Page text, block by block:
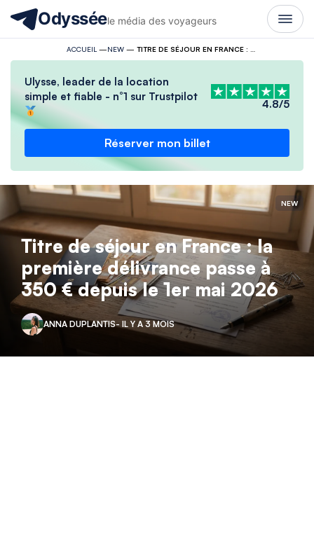
Odysséele média des voyageurs
ACCUEIL —NEW—
Ulysse, leader de la location
simple et fiable - n°1 sur Trustpilot
4.8/5
Réserver mon billet
NEW
Titre de séjour en France : la
première délivrance passe à
350 € depuis le 1er mai 2026
ANNA DUPLANTIS- IL Y A 3 MOIS